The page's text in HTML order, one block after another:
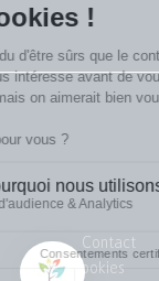
Contact
Cookies